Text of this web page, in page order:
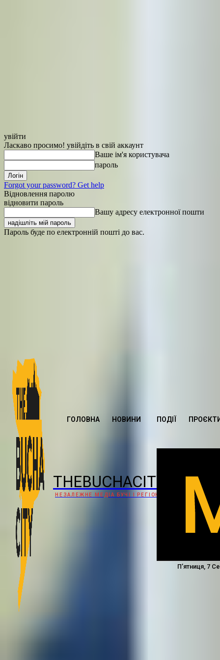
увійти
Ласкаво просимо! увійдіть в свій аккаунт
Ваше ім'я користувача
пароль
Forgot your password? Get help
Відновлення паролю
відновити пароль
Вашу адресу електронної пошти
Пароль буде по електронній пошті до вас.
THEBUCHACITY
НЕЗАЛЕЖНЕ МЕДІА БУЧІ І РЕГІОНУ
ГОЛОВНА НОВИНИ ПОДІЇ
П’ятниця, 7